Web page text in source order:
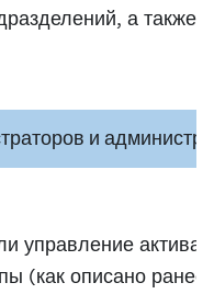
а также
и
управление
(как описано ранее